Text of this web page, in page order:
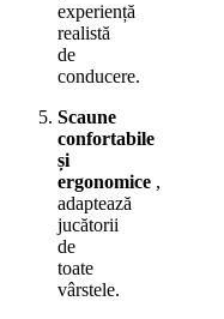
experiență
realistă
de
conducere.
Scaune
confortabile
și
ergonomice ,
adaptează
jucătorii
de
toate
vârstele.